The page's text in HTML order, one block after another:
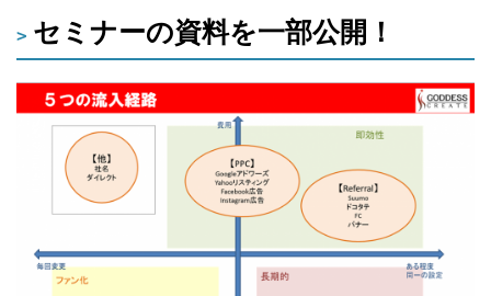
セミナーの資料を一部公開！